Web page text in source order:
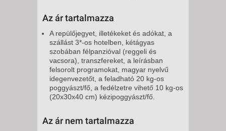
Az ár tartalmazza
A repülőjegyet, illetékeket és adókat, a
szállást 3*-os hotelben, kétágyas
szobában félpanzióval (reggeli és
vacsora), transzfereket, a leírásban
felsorolt programokat, magyar nyelvű
idegenvezetőt, a feladható 20 kg-os
poggyászt/fő, a fedélzetre vihető 10 kg-os
(20x30x40 cm) kézipoggyászt/fő.
Az ár nem tartalmazza